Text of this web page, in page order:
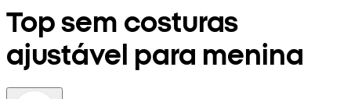
Top sem costuras
ajustável para menina